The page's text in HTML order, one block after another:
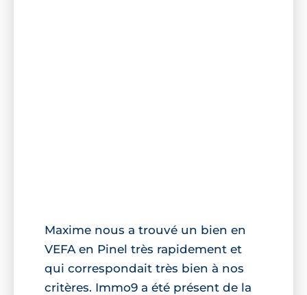
Maxime nous a trouvé un bien en
VEFA en Pinel très rapidement et
qui correspondait très bien à nos
critères. Immo9 a été présent de la